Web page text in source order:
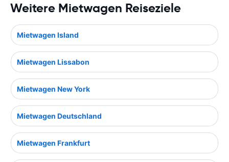
Weitere Mietwagen Reiseziele
Mietwagen Island
Mietwagen Lissabon
Mietwagen New York
Mietwagen Deutschland
Mietwagen Frankfurt